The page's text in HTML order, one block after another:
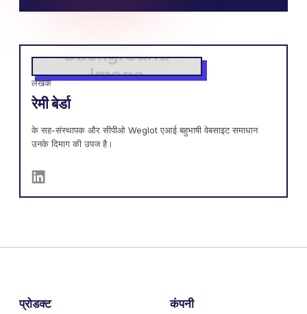
लेखक
रेमी बेर्डा
के सह-संस्थापक और सीपीओ Weglot एआई बहुभाषी वेबसाइट समाधान
उनके दिमाग की उपज है।
प्रोडक्ट कंपनी